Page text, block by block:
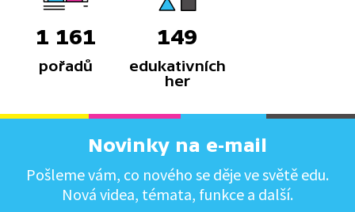
1 161
pořadů
149
edukativních
her
Novinky na e-mail
Pošleme vám, co nového se děje ve světě edu.
Nová videa, témata, funkce a další.